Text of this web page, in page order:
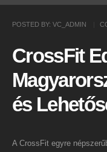
POSTED BY: VC_ADMIN
CrossFit
és
A CrossFit egyre